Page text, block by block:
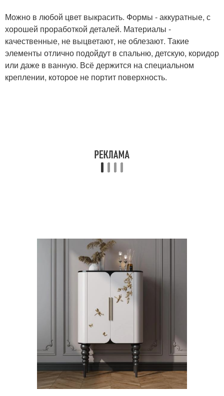
Можно в любой цвет выкрасить. Формы - аккуратные, с
хорошей проработкой деталей. Материалы -
качественные, не выцветают, не облезают. Такие
элементы отлично подойдут в спальню, детскую, коридор
или даже в ванную. Всё держится на специальном
креплении, которое не портит поверхность.